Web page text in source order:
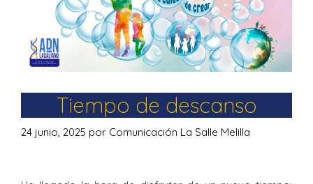
Tiempo de descanso
24 junio, 2025 por Comunicación La Salle Melilla